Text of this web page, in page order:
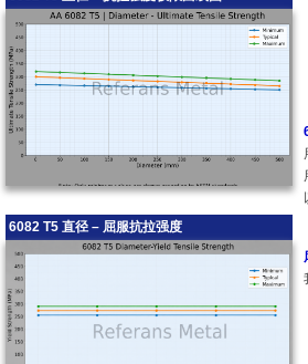
6082 T5 直径 – 屈服抗拉强度